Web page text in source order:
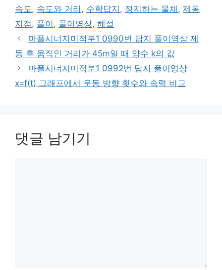
속도, 속도와 거리 , 수학답지 , 정지하는 물체 , 제동
지점, 풀이 , 풀이영상, 해설
마플시너지미적분1 0990번 답지 풀이영상 제
동 후 움직인 거리가 45m일 때 양수 k의 값
마플시너지미적분1 0992번 답지 풀이영상
x=f(t) 그래프에서 운동 방향 횟수와 속력 비교
댓글 남기기